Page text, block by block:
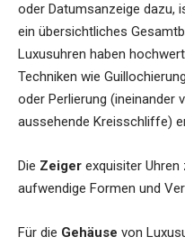
oder Datumsanzeige dazu,
ein übersichtliches
Luxusuhren haben
Techniken wie
oder Perlierung (ineinander
aussehende Kreisschliffe)
Die Zeiger exquisiter
aufwendige Formen und
Für die Gehäuse von